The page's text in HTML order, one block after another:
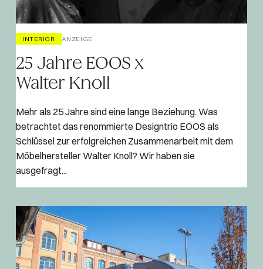
INTERIOR ANZEIGE
25 Jahre EOOS x
Walter Knoll
Mehr als 25 Jahre sind eine lange Beziehung. Was
betrachtet das renommierte Designtrio EOOS als
Schlüssel zur erfolgreichen Zusammenarbeit mit dem
Möbelhersteller Walter Knoll? Wir haben sie
ausgefragt...